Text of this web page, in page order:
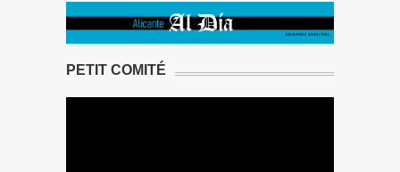
PETIT COMITÉ